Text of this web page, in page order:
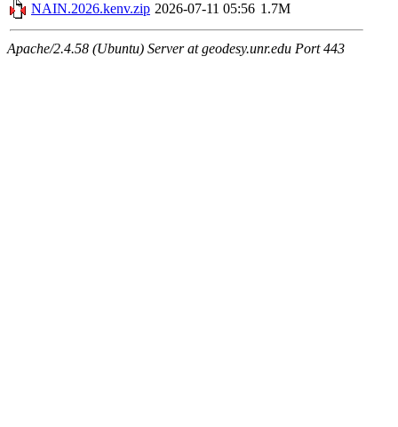
NAIN.2026.kenv.zip 2026-07-11 05:56 1.7M
Apache/2.4.58 (Ubuntu) Server at geodesy.unr.edu Port 443